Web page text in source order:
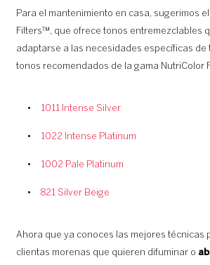
Para el mantenimiento en casa, sugerimos
Filters™, que ofrece tonos entremezclables
adaptarse a las necesidades específicas de
tonos recomendados de la gama NutriColor
1011 Intense Silver
1022 Intense Platinum
1002 Pale Platinum
821 Silver Beige
Ahora que ya conoces las mejores técnicas
clientas morenas que quieren difuminar o